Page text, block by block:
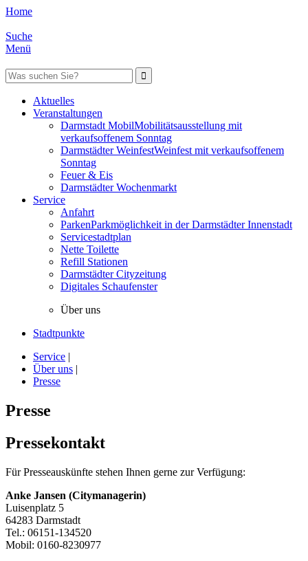
Home
Suche
Menü
Aktuelles
Veranstaltungen
Darmstadt MobilMobilitätsausstellung mit
verkaufsoffenem Sonntag
Darmstädter WeinfestWeinfest mit verkaufsoffenem
Sonntag
Feuer & Eis
Darmstädter Wochenmarkt
Service
Anfahrt
ParkenParkmöglichkeit in der Darmstädter Innenstadt
Servicestadtplan
Nette Toilette
Refill Stationen
Darmstädter Cityzeitung
Digitales Schaufenster
Über uns
Stadtpunkte
Service |
Über uns |
Presse
Presse
Pressekontakt
Für Presseauskünfte stehen Ihnen gerne zur Verfügung:
Anke Jansen (Citymanagerin)
Luisenplatz 5
64283 Darmstadt
Tel.: 06151-134520
Mobil: 0160-8230977